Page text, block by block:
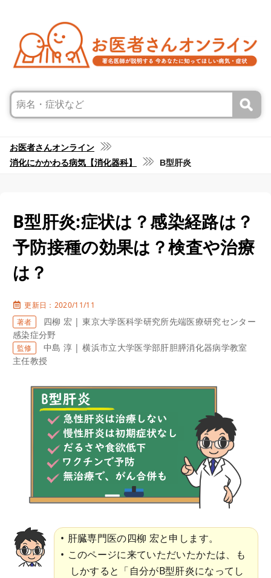
お医者さんオンライン
消化にかかわる病気【消化器科】
B型肝炎
B型肝炎:症状は？感染経路は？
予防接種の効果は？検査や治療
は？
更新日：2020/11/11
著者
四柳 宏 | 東京大学医科学研究所先端医療研究センター
感染症分野
監修
中島 淳 | 横浜市立大学医学部肝胆膵消化器病学教室
主任教授
肝臓専門医の四柳 宏と申します。
このページに来ていただいたかたは、も
しかすると「自分がB型肝炎になってし